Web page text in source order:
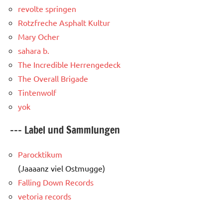
revolte springen
Rotzfreche Asphalt Kultur
Mary Ocher
sahara b.
The Incredible Herrengedeck
The Overall Brigade
Tintenwolf
yok
--- Label und Sammlungen
Parocktikum
(Jaaaanz viel Ostmugge)
Falling Down Records
vetoria records